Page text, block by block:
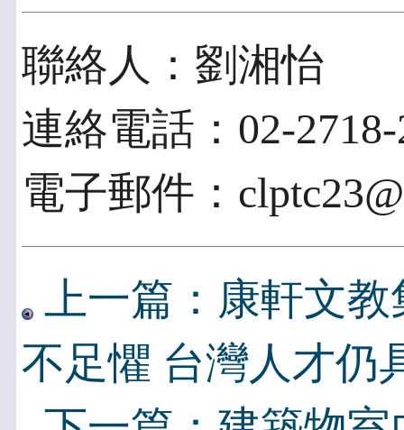
聯絡人：劉湘怡
連絡電話：02-2718-
電子郵件：
上一篇：康軒文
不足懼 台灣人才仍